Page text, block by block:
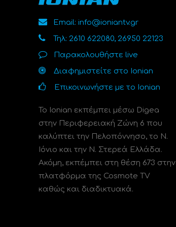
Email: info@ioniantv.gr
Τηλ: 2610 622080, 26950 22123
Παρακολουθήστε live
Διαφημιστείτε στο Ionian
Επικοινωνήστε με το Ionian
Το Ionian εκπέμπει μέσω Digea
στην Περιφερειακή Ζώνη 6 που
καλύπτει την Πελοπόννησο, το N.
Ιόνιο και την Ν. Στερεά Ελλάδα.
Ακόμη, εκπέμπει στη θέση 673 στην
πλατφόρμα της Cosmote TV
καθώς και διαδικτυακά.